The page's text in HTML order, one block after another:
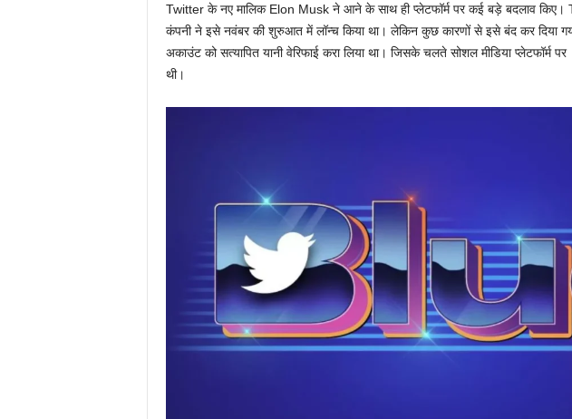
Twitter के नए मालिक Elon Musk ने आने के साथ ही प्लेटफॉर्म पर कई बड़े बदलाव
कंपनी ने इसे नवंबर की शुरुआत में लॉन्च किया था। लेकिन कुछ कारणों से इसे बंद कर दिया
अकाउंट को सत्यापित यानी वेरिफाई करा लिया था। जिसके चलते सोशल मीडिया प्लेटफॉर्म
थी।